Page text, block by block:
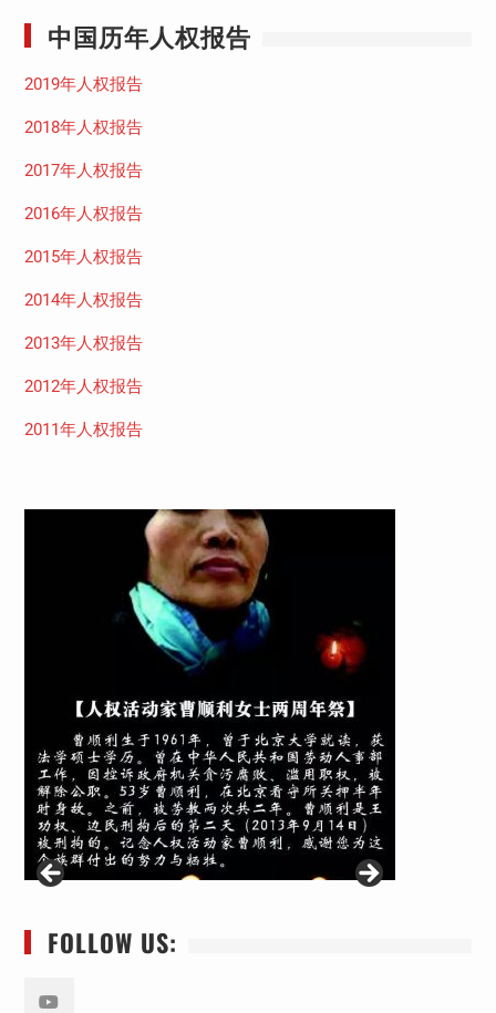
中国历年人权报告
2019年人权报告
2018年人权报告
2017年人权报告
2016年人权报告
2015年人权报告
2014年人权报告
2013年人权报告
2012年人权报告
2011年人权报告
FOLLOW US: